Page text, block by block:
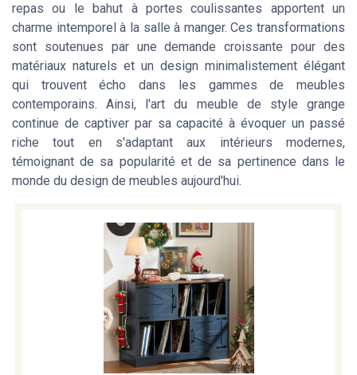
repas ou le bahut à portes coulissantes apportent un
charme intemporel à la salle à manger. Ces transformations
sont soutenues par une demande croissante pour des
matériaux naturels et un design minimalistement élégant
qui trouvent écho dans les gammes de meubles
contemporains. Ainsi, l'art du meuble de style grange
continue de captiver par sa capacité à évoquer un passé
riche tout en s'adaptant aux intérieurs modernes,
témoignant de sa popularité et de sa pertinence dans le
monde du design de meubles aujourd'hui.